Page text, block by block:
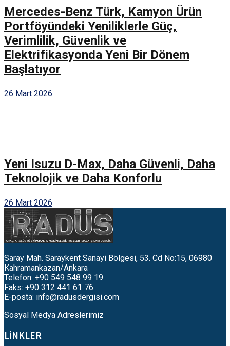
Mercedes-Benz Türk, Kamyon Ürün
Portföyündeki Yeniliklerle Güç,
Verimlilik, Güvenlik ve
Elektrifikasyonda Yeni Bir Dönem
Başlatıyor
26 Mart 2026
Yeni Isuzu D-Max, Daha Güvenli, Daha
Teknolojik ve Daha Konforlu
26 Mart 2026
Saray Mah. Saraykent Sanayi Bölgesi, 53. Cd No:15, 06980
Kahramankazan/Ankara
Telefon: +90 549 548 99 19
Faks: +90 312 441 61 76
E-posta: info@radusdergisi.com
Sosyal Medya Adreslerimiz
LİNKLER